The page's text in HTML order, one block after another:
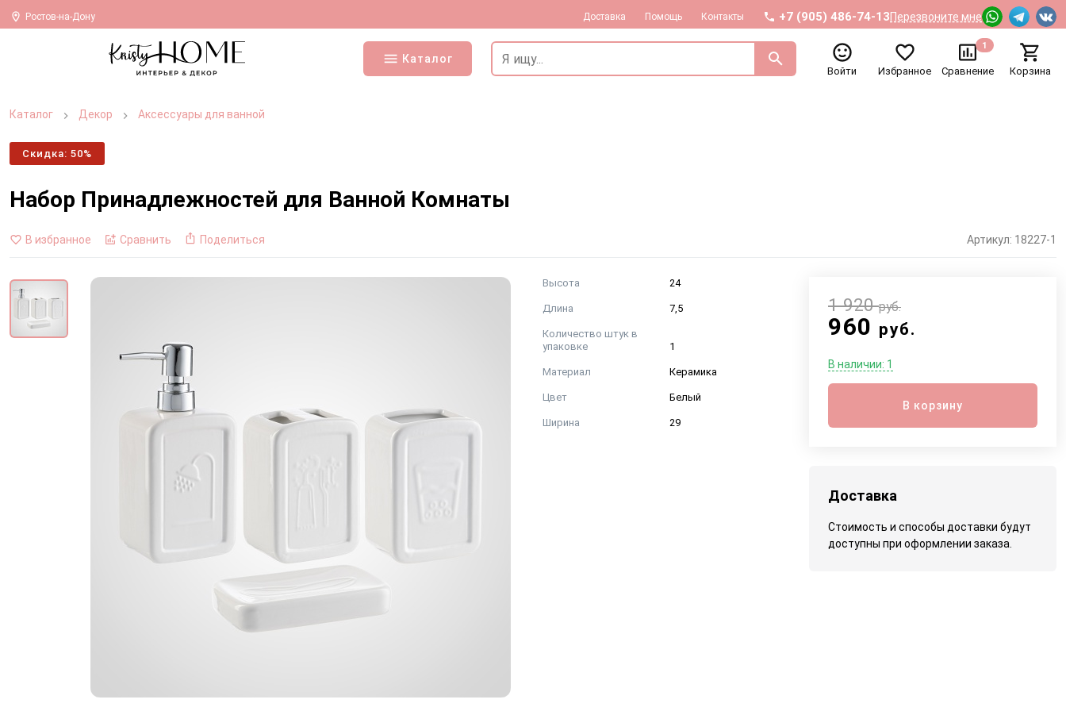
Ростов-на-Дону Доставка Помощь Контакты +7 (905) 486-74-13Перезвоните мне
Каталог
Войти Избранное Сравнение
1
Корзина
Каталог Декор Аксессуары для ванной
Скидка: 50%
Набор Принадлежностей для Ванной Комнаты
В избранное Сравнить Поделиться Артикул: 18227-1
Высота 24
Длина 7,5
Количество штук в
упаковке
1
Материал Керамика
Цвет Белый
Ширина 29
960 руб.
1 920руб.
В наличии: 1
В корзину
Доставка
Стоимость и способы доставки будут
доступны при оформлении заказа.